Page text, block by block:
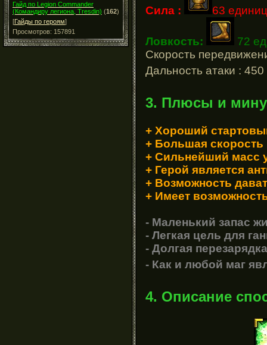
Гайд по Legion Commander
(Командиру легиона, Tresdin) (162)
[Гайды по героям]
Просмотров: 157891
Сила : 63
Ловкость:
72
Скорость
Дальность атаки : 450
3. Плюсы и
+ Хороший
+ Большая
+ Сильнейший масс
+ Герой является
+ Возможность
+ Имеет
- Маленький запас
- Легкая цель для
- Долгая
- Как и любой маг
4. Описание